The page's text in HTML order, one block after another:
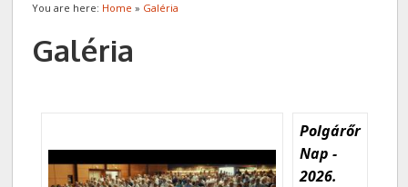
You are here: Home » Galéria
Galéria
Polgárőr
Nap -
2026.